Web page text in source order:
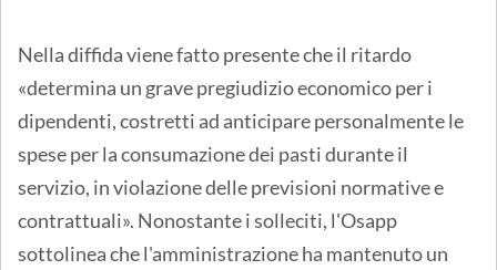
Nella diffida viene fatto presente che il ritardo
«determina un grave pregiudizio economico per i
dipendenti, costretti ad anticipare personalmente le
spese per la consumazione dei pasti durante il
servizio, in violazione delle previsioni normative e
contrattuali». Nonostante i solleciti, l'Osapp
sottolinea che l'amministrazione ha mantenuto un